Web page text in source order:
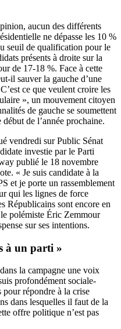
aucun des différents
ne dépasse les 10 %
seuil de qualification pour le
présents à droite sur la
de 17-18 %. Face à cette
il sauver la gauche d’une
ce que veulent croire les
», un mouvement citoyen
de gauche se soumettent
de l’année prochaine.
vendredi sur Public Sénat
investie par le Parti
publié le 18 novembre
« Je suis candidate à la
et je porte un rassemblement
qui les lignes de force
Républicains sont encore en
polémiste Éric Zemmour
sur ses intentions.
à un parti »
la campagne une voix
profondément sociale-
pour répondre à la crise
dans lesquelles il faut de la
offre politique n’est pas